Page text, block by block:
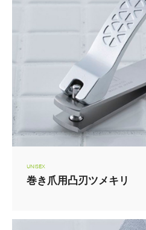
UNISEX
巻き爪用凸刃ツメキリ